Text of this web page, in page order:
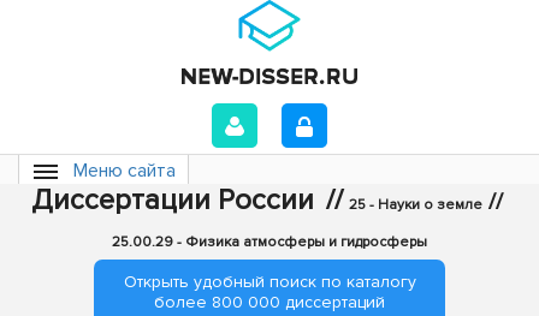
Меню сайта
Диссертации России // 25 - Науки о земле //
25.00.29 - Физика атмосферы и гидросферы
Открыть удобный поиск по каталогу
более 800 000 диссертаций